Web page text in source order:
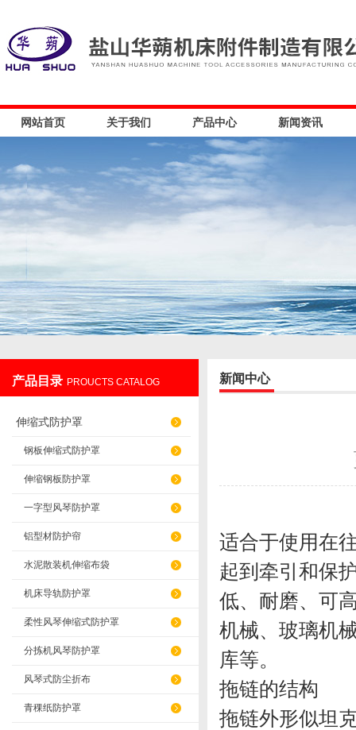
盐山华蒴机床附件制造有限公司
网站首页 关于我们 产品中心 新闻资讯
产品目录 PROUCTS CATALOG
伸缩式防护罩
钢板伸缩式防护罩
伸缩钢板防护罩
一字型风琴防护罩
铝型材防护帘
水泥散装机伸缩布袋
机床导轨防护罩
柔性风琴伸缩式防护罩
分拣机风琴防护罩
风琴式防尘折布
青稞纸防护罩
新闻中心
适合于使用在
起到牵引和保
低、耐磨、可
机械、玻璃机
库等。
拖链的结构
拖链外形似坦